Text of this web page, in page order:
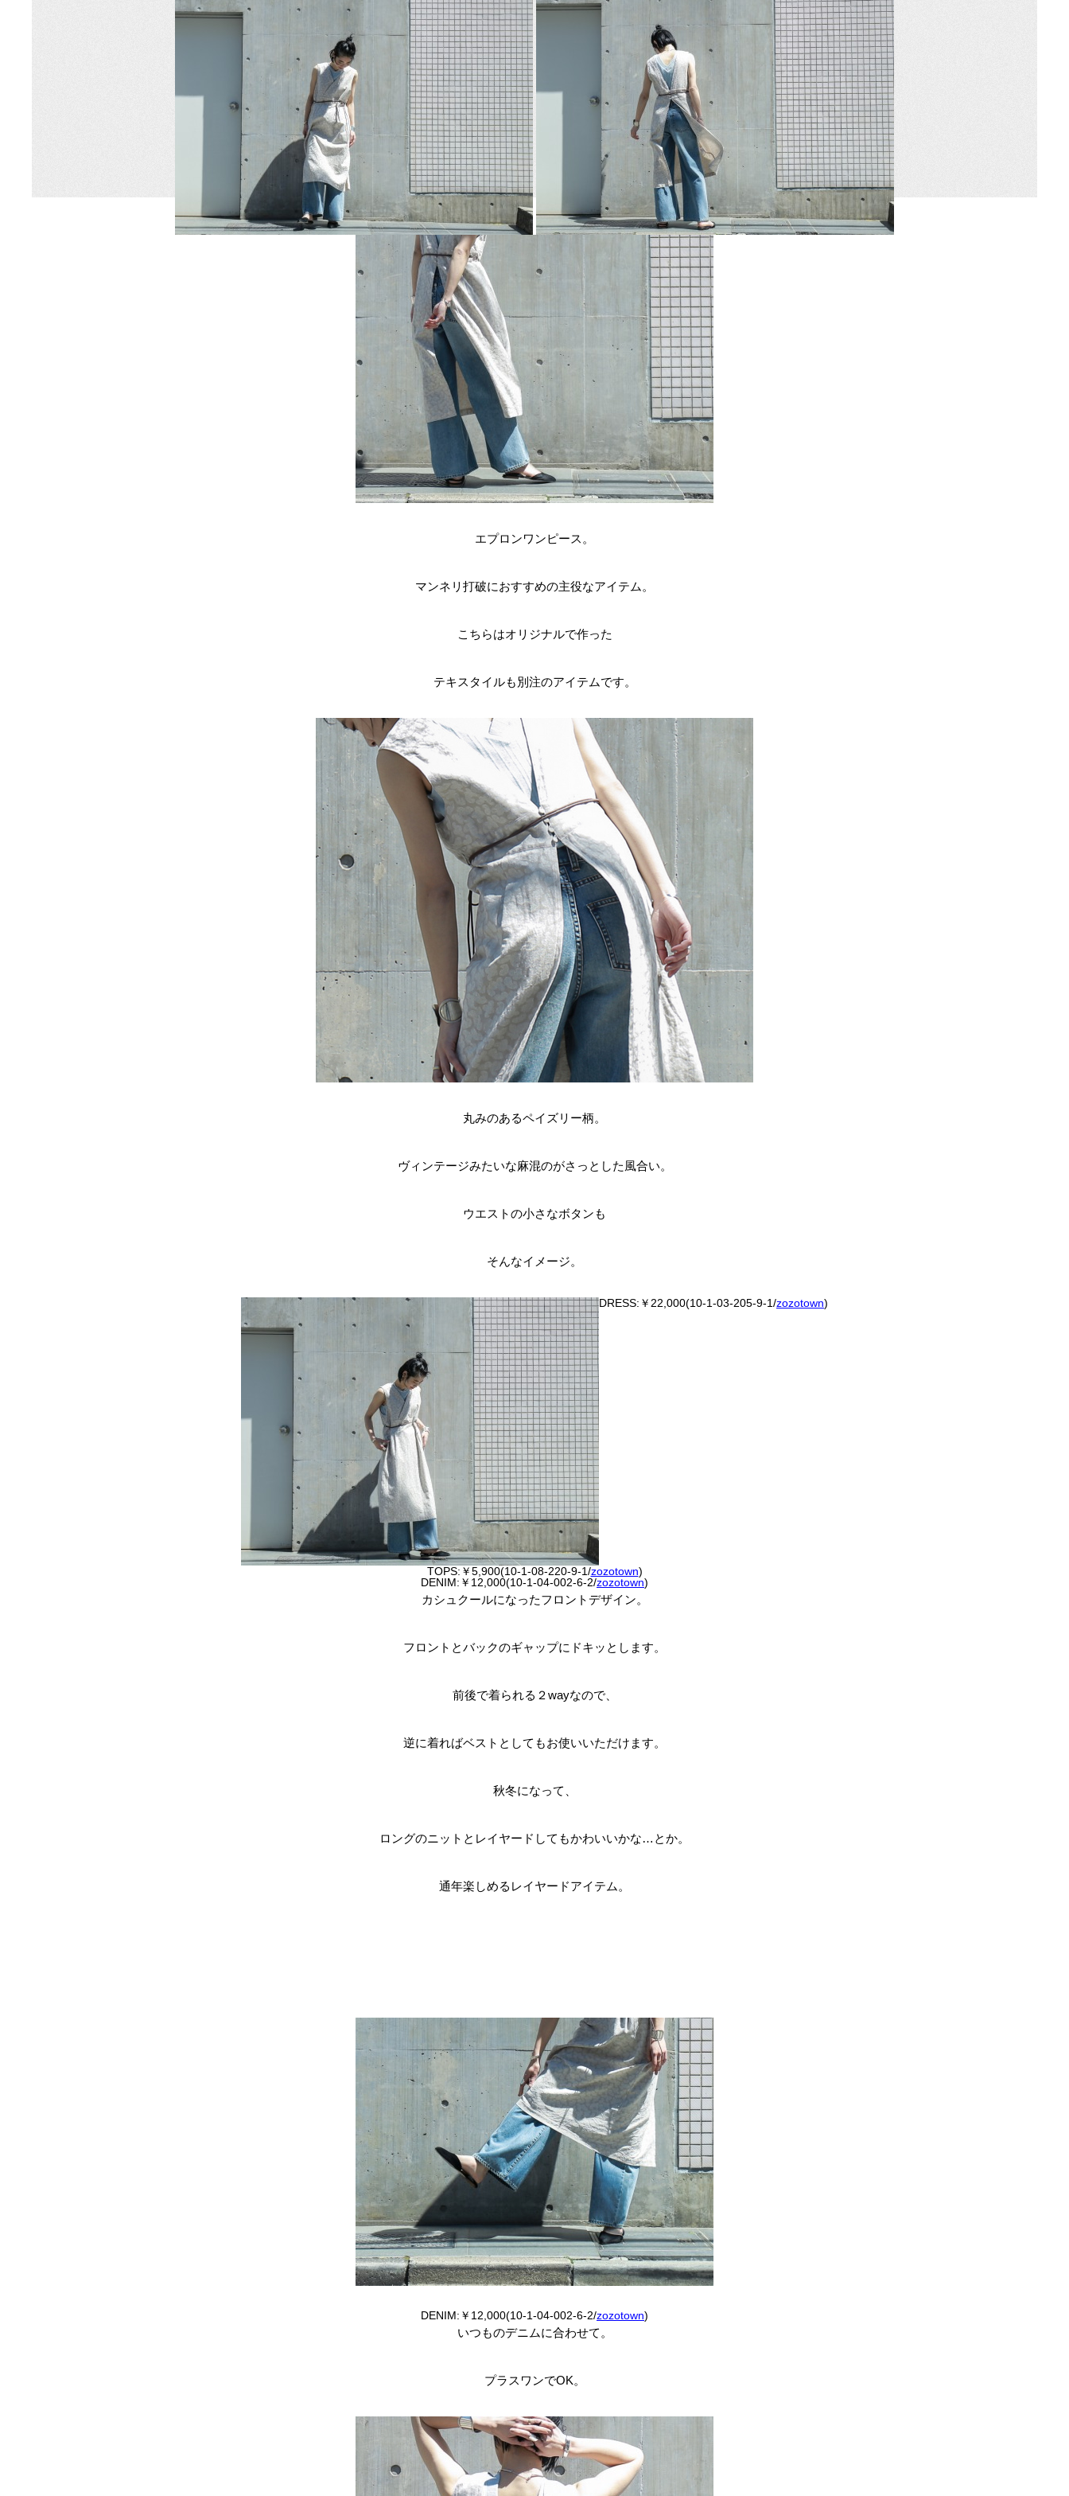
エプロンワンピース。
マンネリ打破におすすめの主役なアイテム。
こちらはオリジナルで作った
テキスタイルも別注のアイテムです。
丸みのあるペイズリー柄。
ヴィンテージみたいな麻混のがさっとした風合い。
ウエストの小さなボタンも
そんなイメージ。
DRESS:￥22,000(10-1-03-205-9-1/zozotown)
TOPS:￥5,900(10-1-08-220-9-1/zozotown)
DENIM:￥12,000(10-1-04-002-6-2/zozotown)
カシュクールになったフロントデザイン。
フロントとバックのギャップにドキッとします。
前後で着られる２wayなので、
逆に着ればベストとしてもお使いいただけます。
秋冬になって、
ロングのニットとレイヤードしてもかわいいかな…とか。
通年楽しめるレイヤードアイテム。
DENIM:￥12,000(10-1-04-002-6-2/zozotown)
いつものデニムに合わせて。
プラスワンでOK。